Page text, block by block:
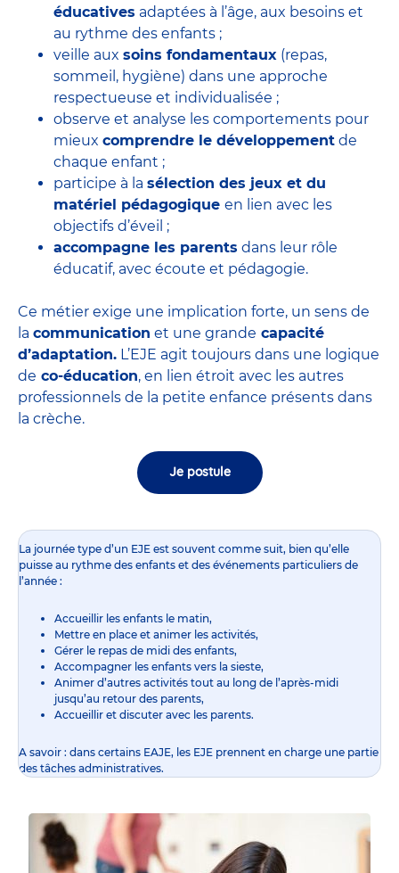
éducatives adaptées à l’âge, aux besoins et
au rythme des enfants ;
veille aux soins fondamentaux (repas,
sommeil, hygiène) dans une approche
respectueuse et individualisée ;
observe et analyse les comportements pour
mieux comprendre le développement de
chaque enfant ;
participe à la sélection des jeux et du
matériel pédagogique en lien avec les
objectifs d’éveil ;
accompagne les parents dans leur rôle
éducatif, avec écoute et pédagogie.
Ce métier exige une implication forte, un sens de
la communication et une grande capacité
d’adaptation. L’EJE agit toujours dans une logique
de co-éducation, en lien étroit avec les autres
professionnels de la petite enfance présents dans
la crèche.
Je postule
La journée type d’un EJE est souvent comme suit, bien qu’elle
puisse au rythme des enfants et des événements particuliers de
l’année :
Accueillir les enfants le matin,
Mettre en place et animer les activités,
Gérer le repas de midi des enfants,
Accompagner les enfants vers la sieste,
Animer d’autres activités tout au long de l’après-midi
jusqu’au retour des parents,
Accueillir et discuter avec les parents.
A savoir : dans certains EAJE, les EJE prennent en charge une partie
des tâches administratives.